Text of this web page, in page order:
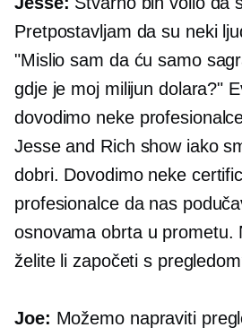
Pretpostavljam da su neki
"Mislio sam da ću samo
gdje je moj milijun dolara?"
dovodimo neke
Jesse and Rich show iako
dobri. Dovodimo neke
profesionalce da nas
osnovama obrta u prometu.
želite li započeti s
Joe: Možemo napraviti